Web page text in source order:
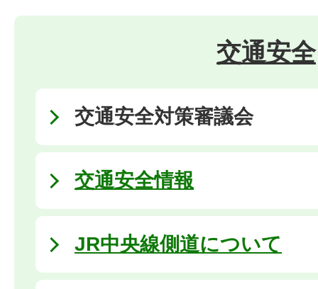
交通安全
交通安全対策審議会
交通安全情報
JR中央線側道について